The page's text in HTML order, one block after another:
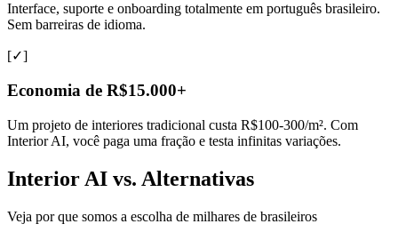
Interface, suporte e onboarding totalmente em português brasileiro.
Sem barreiras de idioma.
[✓]
Economia de R$15.000+
Um projeto de interiores tradicional custa R$100-300/m². Com
Interior AI, você paga uma fração e testa infinitas variações.
Interior AI vs. Alternativas
Veja por que somos a escolha de milhares de brasileiros